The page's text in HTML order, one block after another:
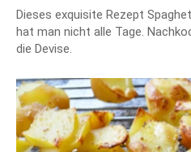
Dieses exquisite Rezept
hat man nicht alle Tage.
die Devise.